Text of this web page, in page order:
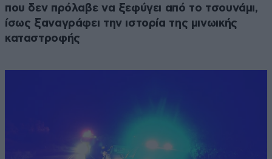
που δεν πρόλαβε να ξεφύγει από το τσουνάμι,
ίσως ξαναγράφει την ιστορία της μινωικής
καταστροφής